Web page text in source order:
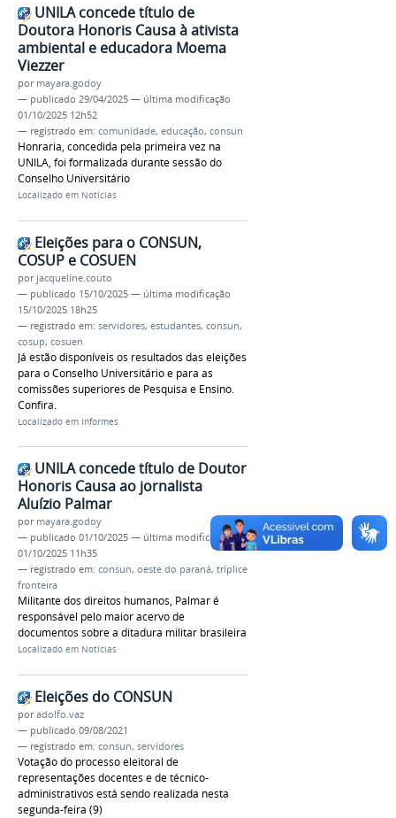
UNILA concede título de
Doutora Honoris Causa à ativista
ambiental e educadora Moema
Viezzer
por mayara.godoy
— publicado 29/04/2025 — última modificação
01/10/2025 12h52
— registrado em: comunidade, educação, consun
Honraria, concedida pela primeira vez na
UNILA, foi formalizada durante sessão do
Conselho Universitário
Localizado em Notícias
Eleições para o CONSUN,
COSUP e COSUEN
por jacqueline.couto
— publicado 15/10/2025 — última modificação
15/10/2025 18h25
— registrado em: servidores, estudantes, consun,
cosup, cosuen
Já estão disponíveis os resultados das eleições
para o Conselho Universitário e para as
comissões superiores de Pesquisa e Ensino.
Confira.
Localizado em Informes
UNILA concede título de Doutor
Honoris Causa ao jornalista
Aluízio Palmar
por mayara.godoy
— publicado 01/10/2025 — última modificação
01/10/2025 11h35
— registrado em: consun, oeste do paraná, tríplice
fronteira
Militante dos direitos humanos, Palmar é
responsável pelo maior acervo de
documentos sobre a ditadura militar brasileira
Localizado em Notícias
Eleições do CONSUN
poradolfo.vaz
— publicado 09/08/2021
— registrado em: consun, servidores
Votação do processo eleitoral de
representações docentes e de técnico-
administrativos está sendo realizada nesta
segunda-feira (9)